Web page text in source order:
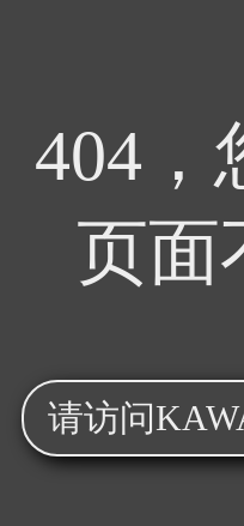
404，
页面
请访问